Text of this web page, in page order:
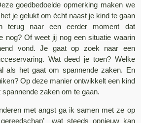
goedbedoelde opmerking maken we
je gelukt om écht naast je kind te gaan
terug naar een eerder moment dat
nog? Of weet jij nog een situatie waarin
vond. Je gaat op zoek naar een
Wat deed je toen? Welke
als het gaat om spannende zaken. En
Op deze manier ontwikkelt een kind
zaken om te gaan.
met angst ga ik samen met ze op
wat steeds opnieuw kan